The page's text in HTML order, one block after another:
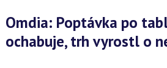
Omdia: Poptávka po tabletech
ochabuje, trh vyrostl o